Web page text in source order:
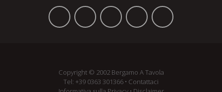
Copyright © 2002 Bergamo A Tavola
Tel: +39 ­0363 301366 • Contattaci